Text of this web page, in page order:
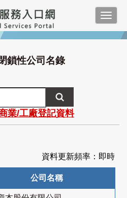
鎖性公司名錄
業/工廠登記資料
資料更新頻率：即時
公司名稱